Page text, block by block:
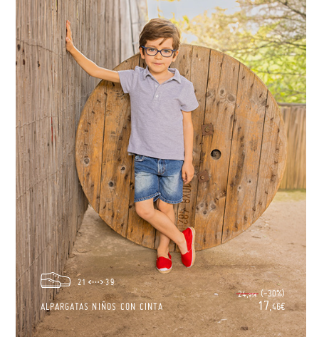
21 39
ALPARGATAS NIÑOS CON CINTA
24,95€ (-30%)
17,46€